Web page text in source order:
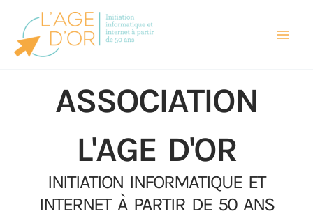
contenu
ASSOCIATION
L'AGE D'OR
INITIATION INFORMATIQUE ET
INTERNET À PARTIR DE 50 ANS